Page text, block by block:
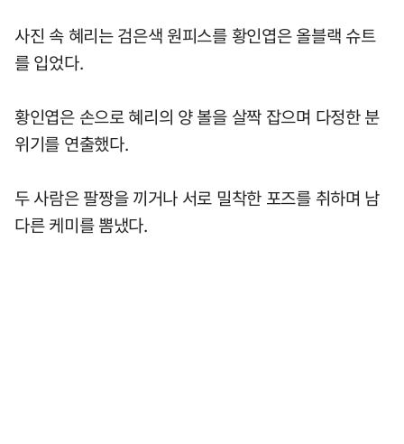
사진 속 혜리는 검은색 원피스를 황인엽은 올블랙 슈트
를 입었다.
황인엽은 손으로 혜리의 양 볼을 살짝 잡으며 다정한 분
위기를 연출했다.
두 사람은 팔짱을 끼거나 서로 밀착한 포즈를 취하며 남
다른 케미를 뽐냈다.